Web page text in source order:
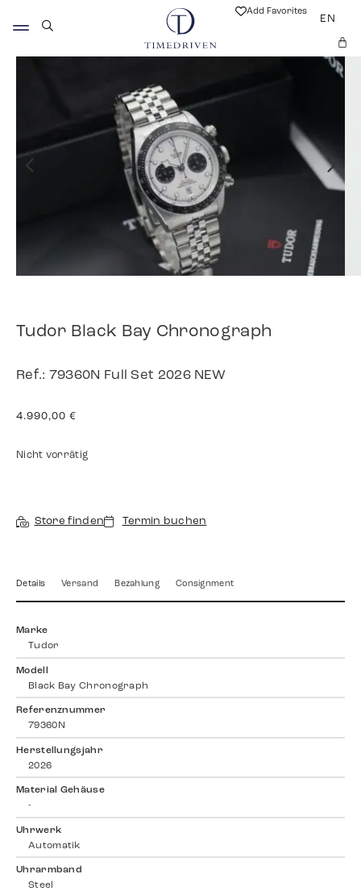
Add Favorites
EN
Tudor Black Bay Chronograph
Ref.: 79360N Full Set 2026 NEW
4.990,00 €
Nicht vorrätig
Store finden Termin buchen
Details Versand Bezahlung Consignment
Marke
Tudor
Modell
Black Bay Chronograph
Referenznummer
79360N
Herstellungsjahr
2026
Material Gehäuse
-
Uhrwerk
Automatik
Uhrarmband
Steel